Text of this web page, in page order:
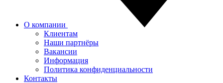
О компании
Клиентам
Наши партнёры
Вакансии
Информация
Политика конфиденциальности
Контакты